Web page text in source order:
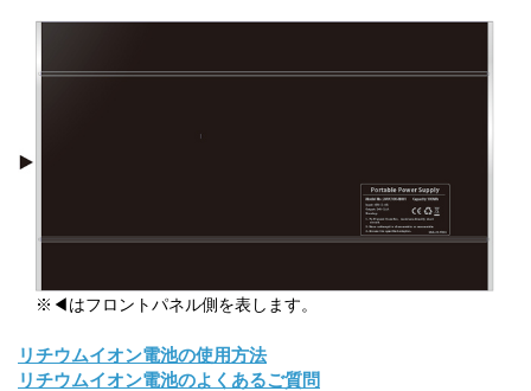
※◀はフロントパネル側を表します。
リチウムイオン電池の使用方法
リチウムイオン電池のよくあるご質問